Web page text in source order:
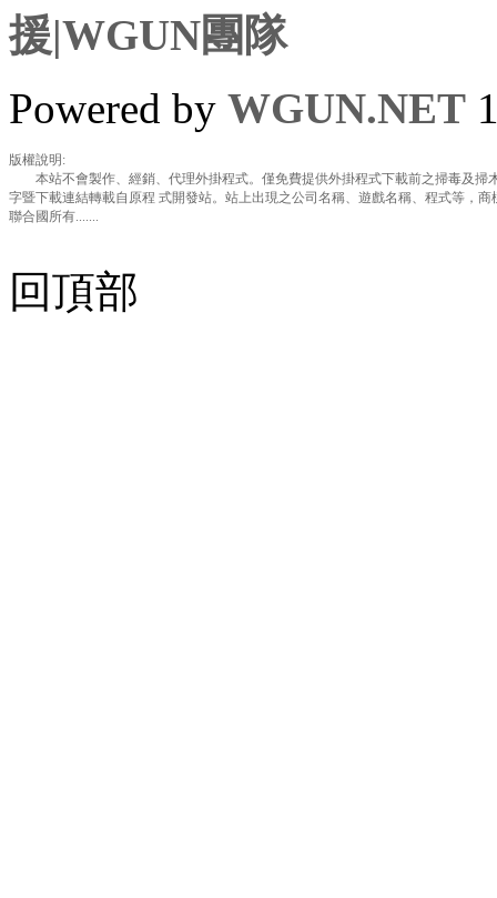
援|WGUN團隊
Powered by WGUN.NET
版權說明:
本站不會製作、經銷、代理外掛程式。僅免費提供外掛程式下載前之掃毒及掃
字暨下載連結轉載自原程 式開發站。站上出現之公司名稱、遊戲名稱、程式等，
聯合國所有.......
回頂部